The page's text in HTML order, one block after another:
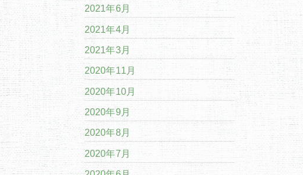
2021年6月
2021年4月
2021年3月
2020年11月
2020年10月
2020年9月
2020年8月
2020年7月